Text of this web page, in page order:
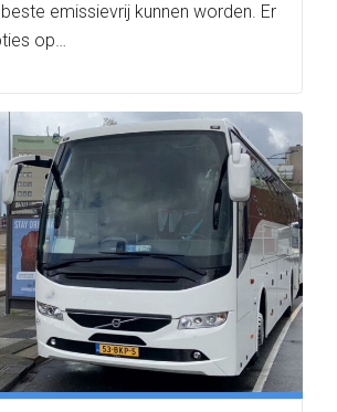
emissievrij kunnen worden. Er
op…